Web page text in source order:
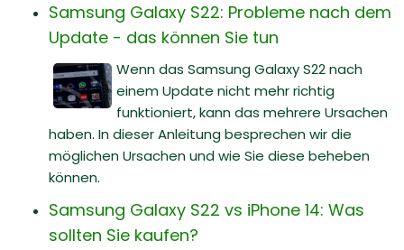
Samsung Galaxy S22: Probleme nach dem
Update - das können Sie tun
Wenn das Samsung Galaxy S22 nach
einem Update nicht mehr richtig
funktioniert, kann das mehrere Ursachen
haben. In dieser Anleitung besprechen wir die
möglichen Ursachen und wie Sie diese beheben
können.
Samsung Galaxy S22 vs iPhone 14: Was
sollten Sie kaufen?